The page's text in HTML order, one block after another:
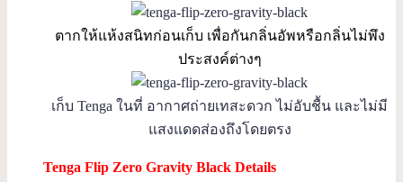
ตากให้แห้งสนิทก่อนเก็บ เพื่อกันกลิ่นอัพหรือกลิ่นไม่พึง
ประสงค์ต่างๆ
เก็บ Tenga ในที่ อากาศถ่ายเทสะดวก ไม่อับชื้น และไม่มี
แสงแดดส่องถึงโดยตรง
Tenga Flip Zero Gravity Black Details